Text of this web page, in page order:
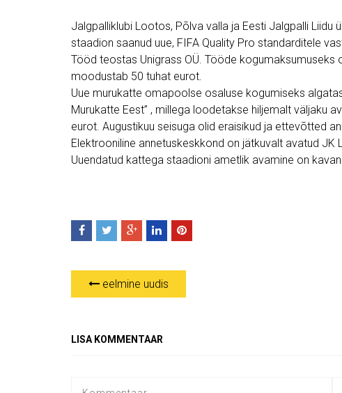
Jalgpalliklubi Lootos, Põlva valla ja Eesti Jalgpalli
staadion saanud uue, FIFA Quality Pro standarditele
Tööd teostas Unigrass OÜ. Tööde kogumaksumuseks
moodustab 50 tuhat eurot.
Uue murukatte omapoolse osaluse kogumiseks
Murukatte Eest” , millega loodetakse hiljemalt väljaku
eurot. Augustikuu seisuga olid eraisikud ja ettevõtted
Elektrooniline annetuskeskkond on jätkuvalt avatud JK
Uuendatud kattega staadioni ametlik avamine on
eelmine uudis
LISA KOMMENTAAR